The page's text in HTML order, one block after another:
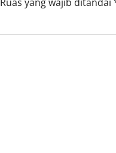
Ruas yang wajib ditandai